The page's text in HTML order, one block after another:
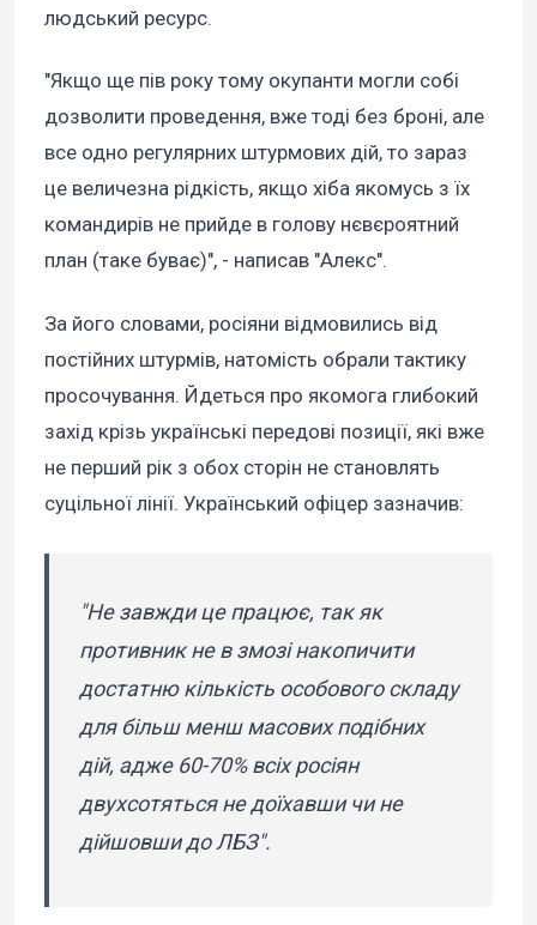
людський ресурс.
"Якщо ще пів року тому окупанти могли собі
дозволити проведення, вже тоді без броні, але
все одно регулярних штурмових дій, то зараз
це величезна рідкість, якщо хіба якомусь з їх
командирів не прийде в голову нєвєроятний
план (таке буває)", - написав "Алекс".
За його словами, росіяни відмовились від
постійних штурмів, натомість обрали тактику
просочування. Йдеться про якомога глибокий
захід крізь українські передові позиції, які вже
не перший рік з обох сторін не становлять
суцільної лінії. Український офіцер зазначив:
"Не завжди це працює, так як
противник не в змозі накопичити
достатню кількість особового складу
для більш менш масових подібних
дій, адже 60-70% всіх росіян
двухсотяться не доїхавши чи не
дійшовши до ЛБЗ".